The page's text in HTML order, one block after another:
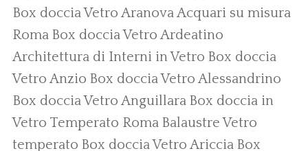
Box doccia Vetro AranovaAcquari su misura
Roma Box doccia Vetro Ardeatino
Architettura di Interni in Vetro Box doccia
Vetro Anzio Box doccia Vetro Alessandrino
Box doccia Vetro Anguillara Box doccia in
Vetro Temperato Roma Balaustre Vetro
temperato Box doccia Vetro Ariccia Box